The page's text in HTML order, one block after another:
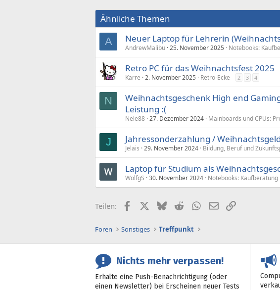
Ähnliche Themen
A Neuer Laptop für Lehrerin
AndrewMalibu 25. November 2025 Notebooks:
Retro PC für das Weihnachtsfest 2025
Karre 2. November 2025 Retro-Ecke 2 3 4
N
Weihnachtsgeschenk High end
Leistung :(
Nele88 27. Dezember 2024 Mainboards und CPUs:
J Jahressonderzahlung / Weihnachtsgeld
Jelais 29. November 2024 Bildung, Beruf und
Laptop für Studium als
WolfgS 30. November 2024 Notebooks: Kaufberatung
Teilen: FacebookX (Twitter)
BlueskyRedditWhatsApp
E-MailLink
Foren Sonstiges Treffpunkt
Nichts mehr verpassen!
Erhalte eine Push-Benachrichtigung (oder
einen Newsletter) bei Erscheinen neuer Tests